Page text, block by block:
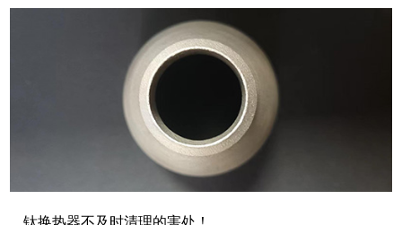
钛换热器不及时清理的害处！